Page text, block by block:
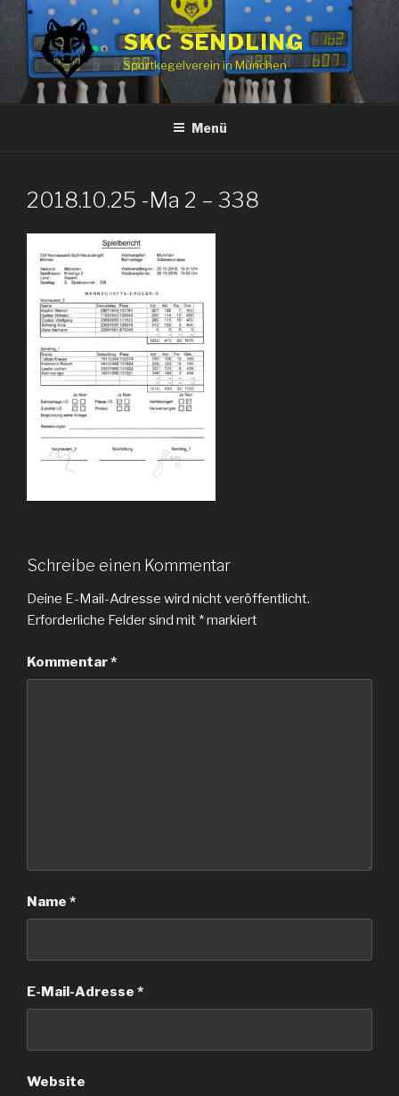
springen
SKC SENDLING
Sportkegelverein in München
Menü
2018.10.25 -Ma 2 – 338
Schreibe einen Kommentar
Deine E-Mail-Adresse wird nicht veröffentlicht.
Erforderliche Felder sind mit *markiert
Kommentar*
Name *
E-Mail-Adresse *
Website